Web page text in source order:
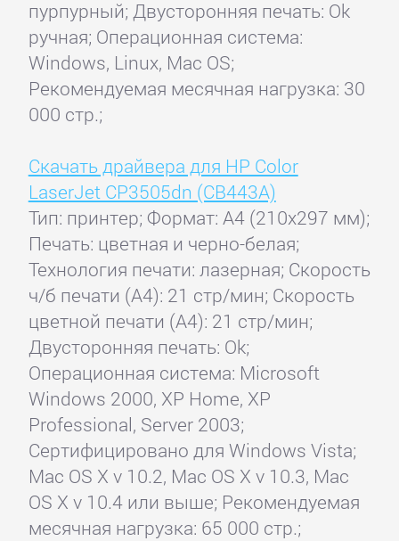
пурпурный; Двусторонняя печать: Ok
ручная; Операционная система:
Windows, Linux, Mac OS;
Рекомендуемая месячная нагрузка: 30
000 стр.;
Скачать драйвера для HP Color
LaserJet CP3505dn (CB443A)
Тип: принтер; Формат: A4 (210x297 мм);
Печать: цветная и черно-белая;
Технология печати: лазерная; Скорость
ч/б печати (А4): 21 стр/мин; Скорость
цветной печати (А4): 21 стр/мин;
Двусторонняя печать: Ok;
Операционная система: Microsoft
Windows 2000, XP Home, XP
Professional, Server 2003;
Сертифицировано для Windows Vista;
Mac OS X v 10.2, Mac OS X v 10.3, Mac
OS X v 10.4 или выше; Рекомендуемая
месячная нагрузка: 65 000 стр.;